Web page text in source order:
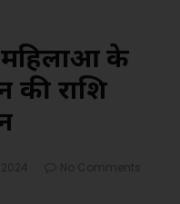
महिलाओं के
की राशि
No Comments